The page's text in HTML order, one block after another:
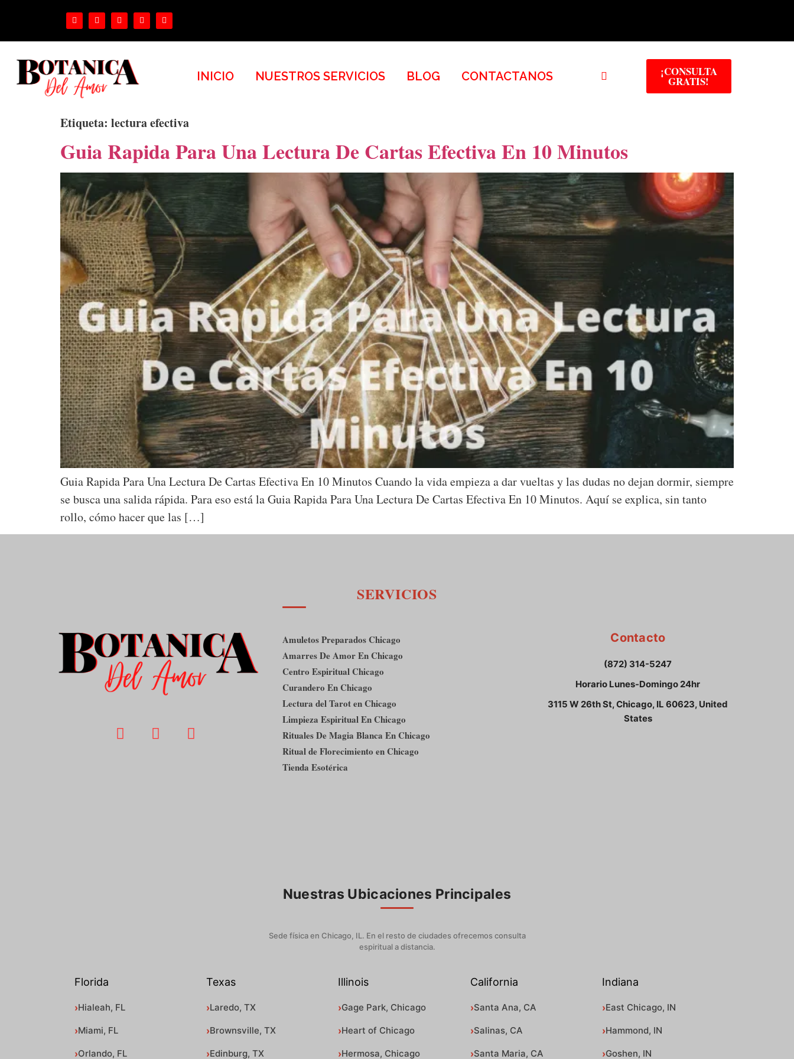
INICIO NUESTROS SERVICIOS BLOG CONTACTANOS ¡CONSULTA
GRATIS!
Etiqueta: lectura efectiva
Guia Rapida Para Una Lectura De Cartas Efectiva En 10 Minutos
Guia Rapida Para Una Lectura De Cartas Efectiva En 10 Minutos Cuando la vida empieza a dar vueltas y las dudas no dejan dormir, siempre
se busca una salida rápida. Para eso está la Guia Rapida Para Una Lectura De Cartas Efectiva En 10 Minutos. Aquí se explica, sin tanto
rollo, cómo hacer que las […]
SERVICIOS
Amuletos Preparados Chicago
Amarres De Amor En Chicago
Centro Espiritual Chicago
Curandero En Chicago
Lectura del Tarot en Chicago
Limpieza Espiritual En Chicago
Rituales De Magia Blanca En Chicago
Ritual de Florecimiento en Chicago
Tienda Esotérica
Contacto
(872) 314-5247
Horario Lunes-Domingo 24hr
3115 W 26th St, Chicago, IL 60623, United
States
Nuestras Ubicaciones Principales
Sede física en Chicago, IL. En el resto de ciudades ofrecemos consulta
espiritual a distancia.
Florida
Hialeah, FL
Miami, FL
Orlando, FL
Texas
Laredo, TX
Brownsville, TX
Edinburg, TX
Illinois
Gage Park, Chicago
Heart of Chicago
Hermosa, Chicago
California
Santa Ana, CA
Salinas, CA
Santa Maria, CA
Indiana
East Chicago, IN
Hammond, IN
Goshen, IN